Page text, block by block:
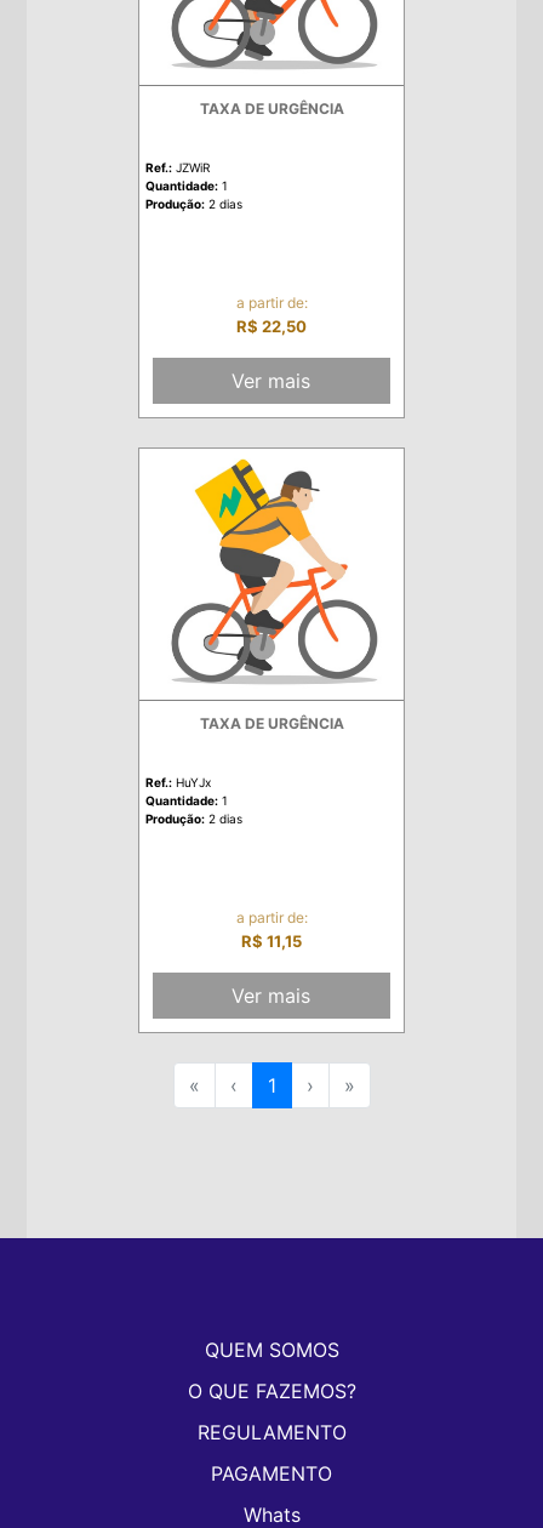
TAXA DE URGÊNCIA
Ref.: JZWiR
Quantidade: 1
Produção: 2 dias
a partir de:
R$ 22,50
Ver mais
TAXA DE URGÊNCIA
Ref.: HuYJx
Quantidade: 1
Produção: 2 dias
a partir de:
R$ 11,15
Ver mais
« ‹ 1 › »
QUEM SOMOS
O QUE FAZEMOS?
REGULAMENTO
PAGAMENTO
Whats